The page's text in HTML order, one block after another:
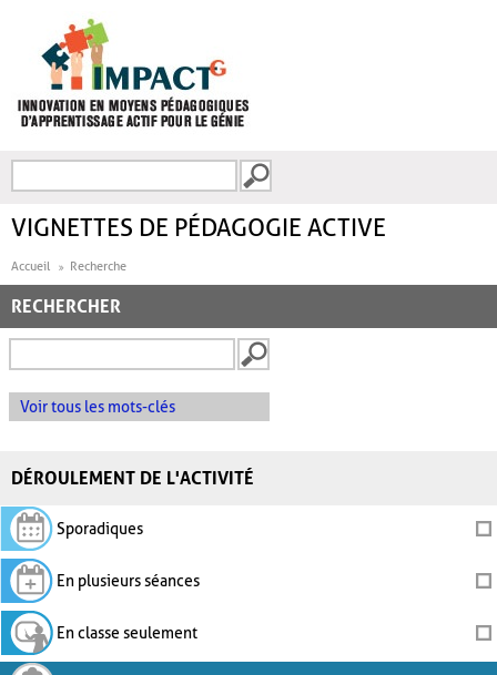
FORMULAIRE DE
VIGNETTES DE PÉDAGOGIE ACTIVE
Accueil Recherche
RECHERCHER
Voir tous les mots-clés
DÉROULEMENT DE L'ACTIVITÉ
Sporadiques
En plusieurs séances
En classe seulement